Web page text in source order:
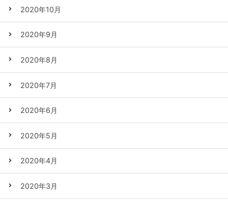
2020年10月
2020年9月
2020年8月
2020年7月
2020年6月
2020年5月
2020年4月
2020年3月